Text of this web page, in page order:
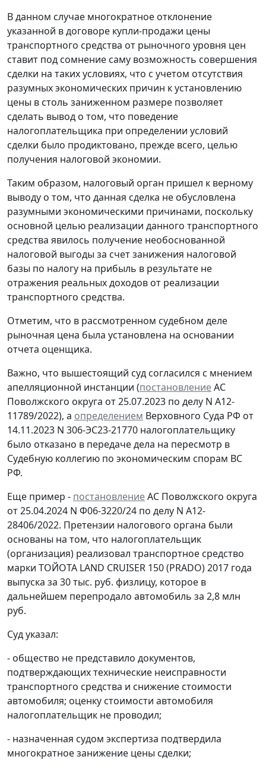
В данном случае многократное отклонение
указанной в договоре купли-продажи цены
транспортного средства от рыночного уровня цен
ставит под сомнение саму возможность совершения
сделки на таких условиях, что с учетом отсутствия
разумных экономических причин к установлению
цены в столь заниженном размере позволяет
сделать вывод о том, что поведение
налогоплательщика при определении условий
сделки было продиктовано, прежде всего, целью
получения налоговой экономии.
Таким образом, налоговый орган пришел к верному
выводу о том, что данная сделка не обусловлена
разумными экономическими причинами, поскольку
основной целью реализации данного транспортного
средства явилось получение необоснованной
налоговой выгоды за счет занижения налоговой
базы по налогу на прибыль в результате не
отражения реальных доходов от реализации
транспортного средства.
Отметим, что в рассмотренном судебном деле
рыночная цена была установлена на основании
отчета оценщика.
Важно, что вышестоящий суд согласился с мнением
апелляционной инстанции (постановлениеАС
Поволжского округа от 25.07.2023 по делу N А12-
11789/2022), а определением Верховного Суда РФ от
14.11.2023 N 306-ЭС23-21770 налогоплательщику
было отказано в передаче дела на пересмотр в
Судебную коллегию по экономическим спорам ВС
РФ.
Еще пример - постановлениеАС Поволжского округа
от 25.04.2024 N Ф06-3220/24 по делу N А12-
28406/2022. Претензии налогового органа были
основаны на том, что налогоплательщик
(организация) реализовал транспортное средство
марки ТОЙОТА LAND CRUISER 150 (PRADO) 2017 года
выпуска за 30 тыс. руб. физлицу, которое в
дальнейшем перепродало автомобиль за 2,8 млн
руб.
Суд указал:
- общество не представило документов,
подтверждающих технические неисправности
транспортного средства и снижение стоимости
автомобиля; оценку стоимости автомобиля
налогоплательщик не проводил;
- назначенная судом экспертиза подтвердила
многократное занижение цены сделки;